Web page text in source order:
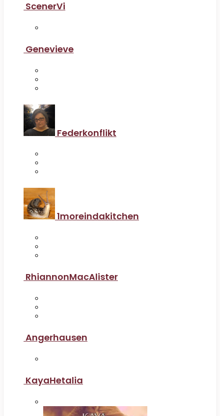
ScenerVi
Genevieve
Federkonflikt
1moreindakitchen
RhiannonMacAlister
Angerhausen
KayaHetalia